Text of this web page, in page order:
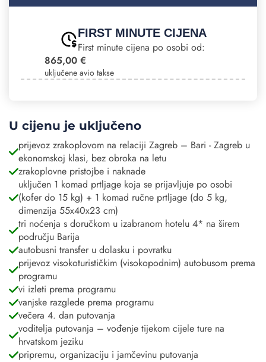
FIRST MINUTE CIJENA
First minute cijena po osobi od:
865,00 €
uključene avio takse
U cijenu je uključeno
prijevoz zrakoplovom na relaciji Zagreb – Bari - Zagreb u
ekonomskoj klasi, bez obroka na letu
zrakoplovne pristojbe i naknade
uključen 1 komad prtljage koja se prijavljuje po osobi
(kofer do 15 kg) + 1 komad ručne prtljage (do 5 kg,
dimenzija 55x40x23 cm)
tri noćenja s doručkom u izabranom hotelu 4* na širem
području Barija
autobusni transfer u dolasku i povratku
prijevoz visokoturističkim (visokopodnim) autobusom prema
programu
vi izleti prema programu
vanjske razglede prema programu
večera 4. dan putovanja
voditelja putovanja – vođenje tijekom cijele ture na
hrvatskom jeziku
pripremu, organizaciju i jamčevinu putovanja